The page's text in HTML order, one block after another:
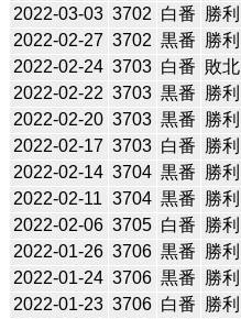
2022-03-03 3702 白番 勝利
2022-02-27 3702 黒番 勝利
2022-02-24 3703 白番 敗北
2022-02-22 3703 黒番 勝利
2022-02-20 3703 黒番 勝利
2022-02-17 3703 白番 勝利
2022-02-14 3704 黒番 勝利
2022-02-11 3704 黒番 勝利
2022-02-06 3705 白番 勝利
2022-01-26 3706 黒番 勝利
2022-01-24 3706 黒番 勝利
2022-01-23 3706 白番 勝利